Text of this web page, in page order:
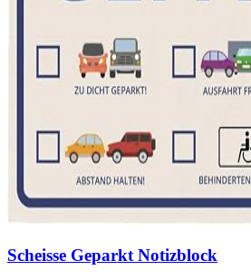
Scheisse Geparkt Notizblock